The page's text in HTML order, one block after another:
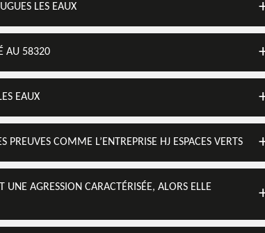
LES EAUX
AU 58320
EAUX
PREUVES COMME L’ENTREPRISE HJ ESPACES VERTS
UNE AGRESSION CARACTÉRISÉE, ALORS ELLE